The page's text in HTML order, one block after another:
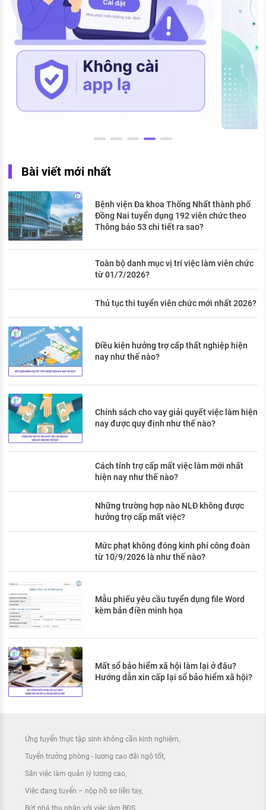
Bài viết mới nhất
Bệnh viện Đa khoa Thống Nhất thành phố
Đồng Nai tuyển dụng 192 viên chức theo
Thông báo 53 chi tiết ra sao?
Toàn bộ danh mục vị trí việc làm viên chức
từ 01/7/2026?
Thủ tục thi tuyển viên chức mới nhất 2026?
Điều kiện hưởng trợ cấp thất nghiệp hiện
nay như thế nào?
Chính sách cho vay giải quyết việc làm hiện
nay được quy định như thế nào?
Cách tính trợ cấp mất việc làm mới nhất
hiện nay như thế nào?
Những trường hợp nào NLĐ không được
hưởng trợ cấp mất việc?
Mức phạt không đóng kinh phí công đoàn
từ 10/9/2026 là như thế nào?
Mẫu phiếu yêu cầu tuyển dụng file Word
kèm bản điền minh họa
Mất sổ bảo hiểm xã hội làm lại ở đâu?
Hướng dẫn xin cấp lại sổ bảo hiểm xã hội?
Ứng tuyển thực tập sinh không cần kinh nghiệm
Tuyển trưởng phòng - lương cao đãi ngộ tốt
Săn việc làm quản lý lương cao
Việc đang tuyển – nộp hồ sơ liền tay
Bứt phá thu nhập với việc làm BĐS